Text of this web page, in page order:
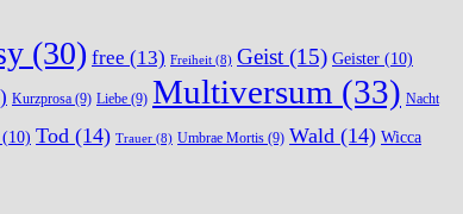
(30) free (13) Freiheit (8) Geist (15) Geister (10)
Kurzprosa (9) Liebe (9) Multiversum (33) Nacht
(10) Tod (14) Trauer (8) Umbrae Mortis (9) Wald (14) Wicca